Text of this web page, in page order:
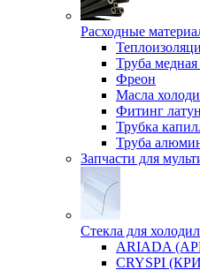
Расходные
Труба
Фреон
Масла
Фитинг
Трубка
Труба
Запчасти для
Стекла для
ARIADA
CRYSPI